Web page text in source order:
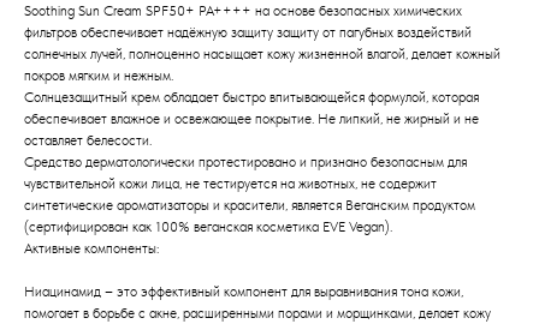
Soothing Sun Cream SPF50+ PA++++ на основе безопасных химических
фильтров обеспечивает надёжную защиту защиту от пагубных воздействий
солнечных лучей, полноценно насыщает кожу жизненной влагой, делает кожный
покров мягким и нежным.
Солнцезащитный крем обладает быстро впитывающейся формулой, которая
обеспечивает влажное и освежающее покрытие. Не липкий, не жирный и не
оставляет белесости.
Средство дерматологически протестировано и признано безопасным для
чувствительной кожи лица, не тестируется на животных, не содержит
синтетические ароматизаторы и красители, является Веганским продуктом
(сертифицирован как 100% веганская косметика EVE Vegan).
Активные компоненты:
Ниацинамид – это эффективный компонент для выравнивания тона кожи,
помогает в борьбе с акне, расширенными порами и морщинками, делает кожу